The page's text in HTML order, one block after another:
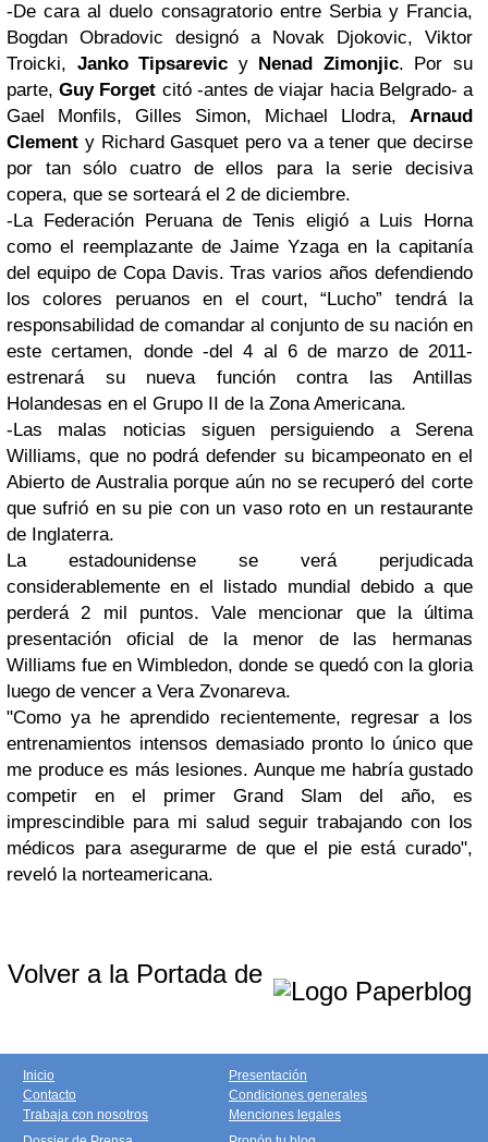
-De cara al duelo consagratorio entre Serbia y Francia,
Bogdan Obradovic designó a Novak Djokovic, Viktor
Troicki, Janko Tipsarevic y Nenad Zimonjic. Por su
parte,Guy Forget citó -antes de viajar hacia Belgrado- a
Gael Monfils, Gilles Simon, Michael Llodra, Arnaud
Clement y Richard Gasquet pero va a tener que decirse
por tan sólo cuatro de ellos para la serie decisiva
copera, que se sorteará el 2 de diciembre.
-La Federación Peruana de Tenis eligió a Luis Horna
como el reemplazante de Jaime Yzaga en la capitanía
del equipo de Copa Davis. Tras varios años defendiendo
los colores peruanos en el court, “Lucho” tendrá la
responsabilidad de comandar al conjunto de su nación en
este certamen, donde -del 4 al 6 de marzo de 2011-
estrenará su nueva función contra las Antillas
Holandesas en el Grupo II de la Zona Americana.
-Las malas noticias siguen persiguiendo a Serena
Williams, que no podrá defender su bicampeonato en el
Abierto de Australia porque aún no se recuperó del corte
que sufrió en su pie con un vaso roto en un restaurante
de Inglaterra.
La estadounidense se verá perjudicada
considerablemente en el listado mundial debido a que
perderá 2 mil puntos. Vale mencionar que la última
presentación oficial de la menor de las hermanas
Williams fue en Wimbledon, donde se quedó con la gloria
luego de vencer a Vera Zvonareva.
"Como ya he aprendido recientemente, regresar a los
entrenamientos intensos demasiado pronto lo único que
me produce es más lesiones. Aunque me habría gustado
competir en el primer Grand Slam del año, es
imprescindible para mi salud seguir trabajando con los
médicos para asegurarme de que el pie está curado",
reveló la norteamericana.
Volver a la Portada de
Inicio
Contacto
Trabaja con nosotros
Presentación
Condiciones generales
Menciones legales